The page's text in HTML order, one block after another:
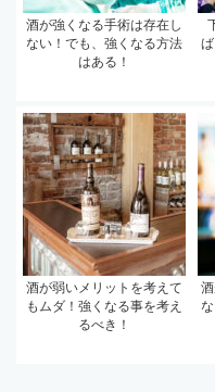
酒が強くなる手術は存在し
ない！でも、強くなる方法
はある！
酒が弱いメリットを考えて
もムダ！強くなる事を考え
るべき！